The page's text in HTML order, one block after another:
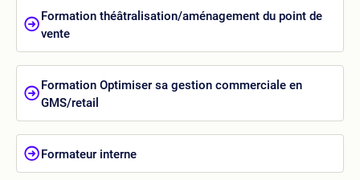
Formation théâtralisation/aménagement du point de
vente
Formation Optimiser sa gestion commerciale en
GMS/retail
Formateur interne